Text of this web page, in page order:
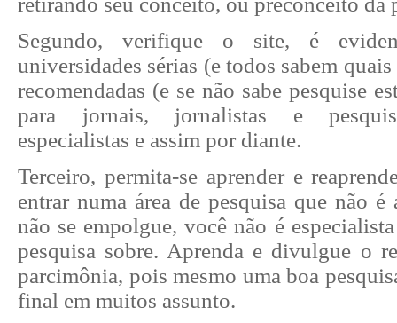
Segundo, verifique o site, é
universidades sérias (e todos sabem
recomendadas (e se não sabe pesquise
para jornais, jornalistas e
especialistas e assim por diante.
Terceiro, permita-se aprender e
entrar numa área de pesquisa que não é
não se empolgue, você não é
pesquisa sobre. Aprenda e divulgue o
parcimônia, pois mesmo uma boa
final em muitos assunto.